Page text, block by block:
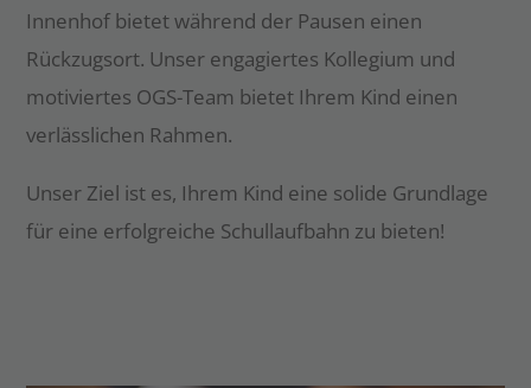
Innenhof bietet während der Pausen einen
Rückzugsort. Unser engagiertes Kollegium und
motiviertes OGS-Team bietet Ihrem Kind einen
verlässlichen Rahmen.
Unser Ziel ist es, Ihrem Kind eine solide Grundlage
für eine erfolgreiche Schullaufbahn zu bieten!